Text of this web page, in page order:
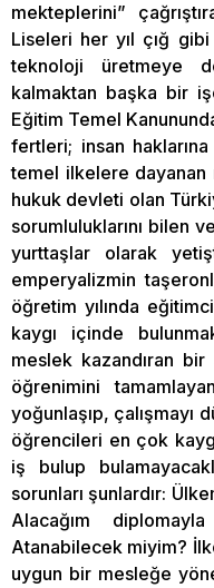
mekteplerini”
Liseleri her yıl çığ
teknoloji üretmeye
kalmaktan başka bir
Eğitim Temel
fertleri; insan haklarına
temel ilkelere
hukuk devleti olan
sorumluluklarını bilen
yurttaşlar olarak
emperyalizmin
öğretim yılında
kaygı içinde
meslek kazandıran
öğrenimini
yoğunlaşıp, çalışmayı
öğrencileri en çok
iş bulup
sorunları şunlardır:
Alacağım
Atanabilecek miyim?
uygun bir mesleğe